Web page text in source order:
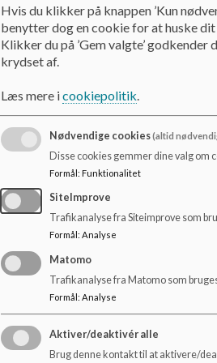
Dokumenter
Hvis du klikker på knappen ’Kun
benytter dog en cookie for at huske dit
Klikker du på ’Gem valgte’
krydset af.
Læs mere icookiepolitik.
Nødvendige cookies(altid
Disse cookies gemmer dine valg om
Formål: Funktionalitet
SiteImprove
Trafikanalyse fra Siteimprove som
Formål : Analyse
Matomo
Trafikanalyse fra Matomo som
Formål : Analyse
Aktiver/deaktivér alle
Brug denne kontakt til at aktivere/